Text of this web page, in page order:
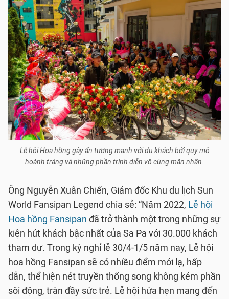
Lễ hội Hoa hồng gây ấn tượng mạnh với du khách bởi quy mô
hoành tráng và những phần trình diễn vô cùng mãn nhãn.
Ông Nguyễn Xuân Chiến, Giám đốc Khu du lịch Sun
World Fansipan Legend chia sẻ: “Năm 2022, Lễ hội
Hoa hồng Fansipan đã trở thành một trong những sự
kiện hút khách bậc nhất của Sa Pa với 30.000 khách
tham dự. Trong kỳ nghỉ lễ 30/4-1/5 năm nay, Lễ hội
hoa hồng Fansipan sẽ có nhiều điểm mới lạ, hấp
dẫn, thể hiện nét truyền thống song không kém phần
sôi động, tràn đầy sức trẻ. Lễ hội hứa hẹn mang đến